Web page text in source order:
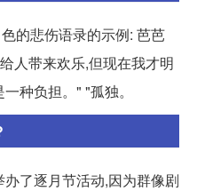
的悲伤语录的示例: 芭芭
人带来欢乐,但现在我才明
种负担。" "孤独。
了逐月节活动,因为群像剧